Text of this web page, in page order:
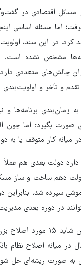
مسائل اقتصادی در
اما مسئله اساسی
در این سند،
مشخص نشده است.
چالش‌های متعددی
تقدم و تأخر و
برنامه‌ها و
بگیرد؛ اما چون
در میانه کار متوقف یا
دولت بعدی هم عملاً
دهم ساخت و ساز
سپرده شد، بنابراین
در دوره بعدی
این کارشناس اقتصادی
میانه اصلاح نظام
به صورت ریشه‌ای حل